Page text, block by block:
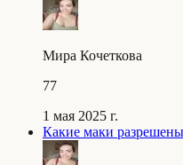
Мира Кочеткова
77
1 мая 2025 г.
Какие маки